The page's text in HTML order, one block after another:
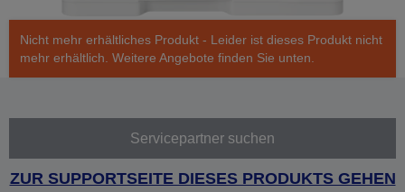
Nicht mehr erhältliches Produkt - Leider ist dieses Produkt nicht
mehr erhältlich. Weitere Angebote finden Sie unten.
Servicepartner suchen
ZUR SUPPORTSEITE DIESES PRODUKTS GEHEN